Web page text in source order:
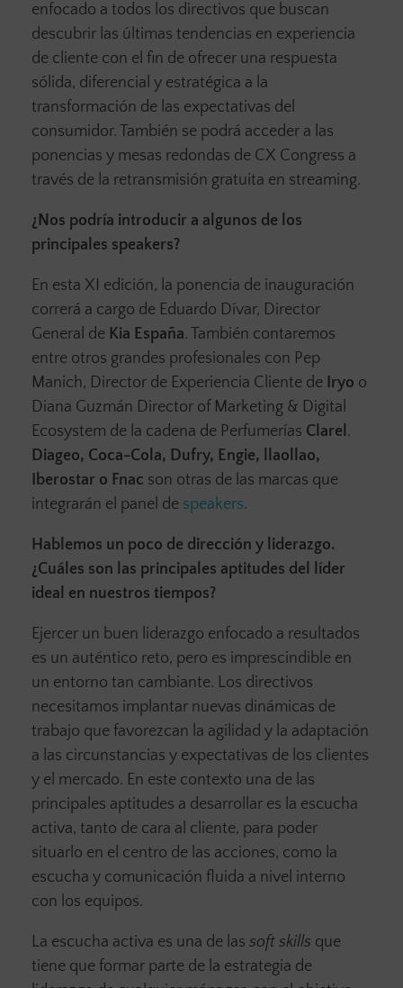
enfocado a todos los directivos que buscan
descubrir las últimas tendencias en experiencia
de cliente con el fin de ofrecer una respuesta
sólida, diferencial y estratégica a la
transformación de las expectativas del
consumidor. También se podrá acceder a las
ponencias y mesas redondas de CX Congress a
través de la retransmisión gratuita en streaming.
¿Nos podría introducir a algunos de los
principales speakers?
En esta XI edición, la ponencia de inauguración
correrá a cargo de Eduardo Dívar, Director
General de Kia España. También contaremos
entre otros grandes profesionales con Pep
Manich, Director de Experiencia Cliente de Iryo o
Diana Guzmán Director of Marketing & Digital
Ecosystem de la cadena de Perfumerías Clarel.
Diageo, Coca-Cola, Dufry, Engie, llaollao,
Iberostar o Fnac son otras de las marcas que
integrarán el panel de speakers.
Hablemos un poco de dirección y liderazgo.
¿Cuáles son las principales aptitudes del líder
ideal en nuestros tiempos?
Ejercer un buen liderazgo enfocado a resultados
es un auténtico reto, pero es imprescindible en
un entorno tan cambiante. Los directivos
necesitamos implantar nuevas dinámicas de
trabajo que favorezcan la agilidad y la adaptación
a las circunstancias y expectativas de los clientes
y el mercado. En este contexto una de las
principales aptitudes a desarrollar es la escucha
activa, tanto de cara al cliente, para poder
situarlo en el centro de las acciones, como la
escucha y comunicación fluida a nivel interno
con los equipos.
La escucha activa es una de las soft skills que
tiene que formar parte de la estrategia de